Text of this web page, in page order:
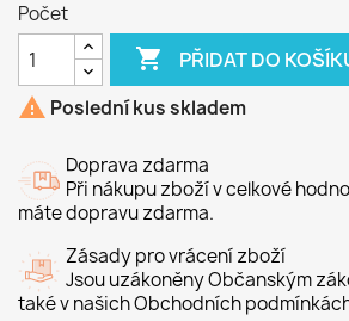
Počet
 PŘIDAT DO
 Poslední kus skladem
Doprava zdarma
Při nákupu zboží v celkové
máte dopravu zdarma.
Zásady pro vrácení zboží
Jsou uzákoněny Občanským
také v našich Obchodních